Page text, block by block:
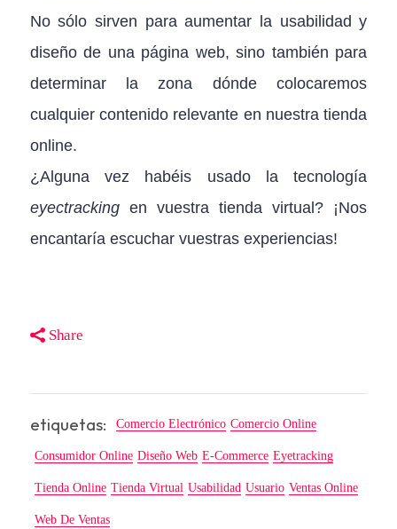
No sólo sirven para aumentar la usabilidad y
diseño de una página web, sino también para
determinar la zona dónde colocaremos
cualquier contenido relevante en nuestra tienda
online.
¿Alguna vez habéis usado la tecnología
eyectracking en vuestra tienda virtual? ¡Nos
encantaría escuchar vuestras experiencias!
Share
etiquetas: Comercio Electrónico Comercio Online
Consumidor Online Diseño Web E-Commerce Eyetracking
Tienda Online Tienda Virtual Usabilidad Usuario Ventas Online
Web De Ventas